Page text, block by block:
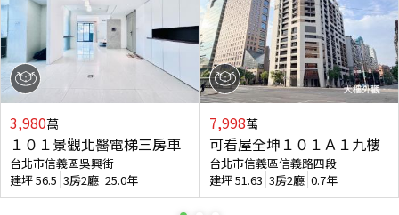
3,980萬
１０１景觀北醫電梯三房車
台北市信義區吳興街
建坪56.5 3房2廳 25.0年
7,998萬
可看屋全坤１０１Ａ１九樓
台北市信義區信義路四段
建坪51.63 3房2廳 0.7年